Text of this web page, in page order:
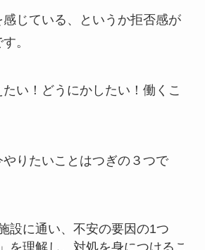
じている、というか拒否感が
。
い！どうにかしたい！働くこ
やりたいことはつぎの３つで
設に通い、不安の要因の1つ
を理解し、対処を身につけるこ